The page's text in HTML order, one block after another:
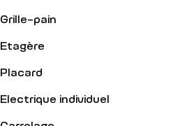
Grille-pain
Etagère
Placard
Electrique individuel